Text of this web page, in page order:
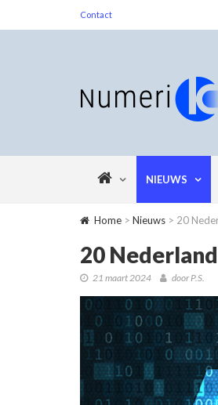
Contact
NIEUWS
Home > Nieuws > 20
20
21 maart 2024 door P.S.